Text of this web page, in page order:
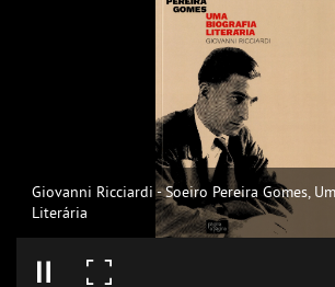
Giovanni Ricciardi - Soeiro Pereira Gomes,
Literária